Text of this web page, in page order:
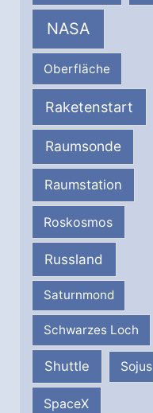
NASA
Oberfläche
Raketenstart
Raumsonde
Raumstation
Roskosmos
Russland
Saturnmond
Schwarzes Loch
Shuttle Sojus
SpaceX